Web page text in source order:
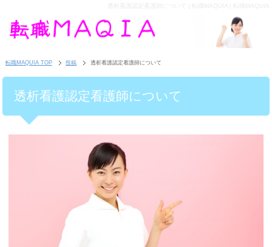
転職MAQUIA TOP 投稿 透析看護認定看護師について
透析看護認定看護師について